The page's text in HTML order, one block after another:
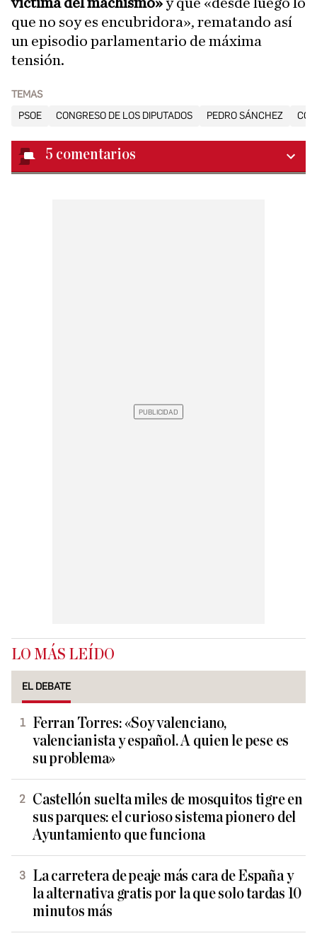
que no soy es encubridora», rematando así
un episodio parlamentario de máxima
tensión.
TEMAS
PSOE
CONGRESO DE LOS DIPUTADOS PEDRO SÁNCHEZ
5 comentarios
LO MÁS LEÍDO
EL DEBATE
Ferran Torres: «Soy valenciano,
valencianista y español. A quien le pese es
su problema»
Castellón suelta miles de mosquitos tigre en
sus parques: el curioso sistema pionero del
Ayuntamiento que funciona
La carretera de peaje más cara de España y
la alternativa gratis por la que solo tardas 10
minutos más